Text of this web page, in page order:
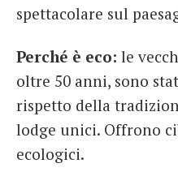
spettacolare sul
Perché è eco: le
oltre 50 anni, sono
rispetto della
lodge unici. Offrono
ecologici.